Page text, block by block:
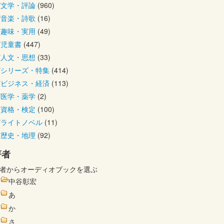
文学・評論 (960)
音楽・詩歌 (16)
趣味・実用 (49)
児童書 (447)
人文・思想 (33)
シリーズ・特集 (414)
ビジネス・経済 (113)
医学・薬学 (2)
資格・検定 (100)
ライトノベル (11)
歴史・地理 (92)
からオーディオブックを選ぶ
中谷彰宏
あ
か
さ